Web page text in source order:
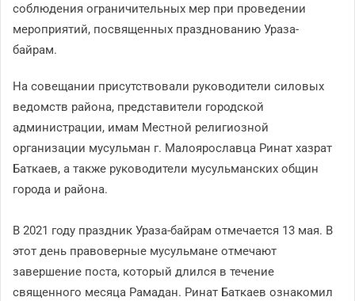
соблюдения ограничительных мер при проведении
мероприятий, посвященных празднованию Ураза-
байрам.
На совещании присутствовали руководители силовых
ведомств района, представители городской
администрации, имам Местной религиозной
организации мусульман г. Малоярославца Ринат хазрат
Баткаев, а также руководители мусульманских общин
города и района.
В 2021 году праздник Ураза-байрам отмечается 13 мая. В
этот день правоверные мусульмане отмечают
завершение поста, который длился в течение
священного месяца Рамадан. Ринат Баткаев ознакомил